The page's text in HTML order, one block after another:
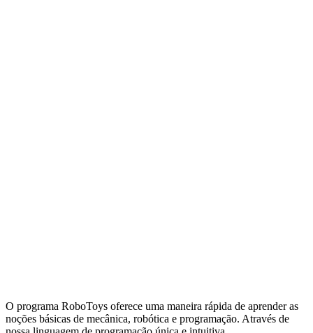
O programa RoboToys oferece uma maneira rápida de aprender as
noções básicas de mecânica, robótica e programação. Através de